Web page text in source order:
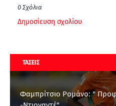
0 Σχόλια
Δημοσίευση σχολίου
ΤΑΣΕΙΣ
Φαμπρίτσιο Ρομάνο: "